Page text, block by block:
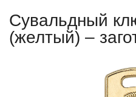
Сувальдный
(желтый) –